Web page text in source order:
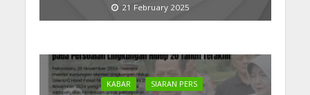
21 February 2025
KABAR SIARAN PERS